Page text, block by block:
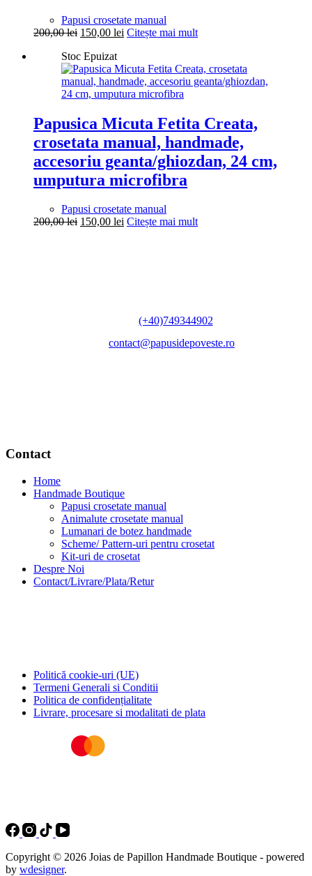
Papusi crosetate manual
200,00lei Prețul
a
fost:
200,00 lei.
150,00 lei Prețul
150,00 lei.
Citește mai mult
Stoc Epuizat
Papusica Micuta Fetita Creata,
crosetata manual, handmade,
accesoriu geanta/ghiozdan, 24 cm,
umputura microfibra
Papusi crosetate manual
200,00lei Prețul
150,00 lei Prețul
Citește mai mult
(+40)749344902
contact@papusidepoveste.ro
Contact
Home
Handmade Boutique
Papusi crosetate manual
Animalute crosetate manual
Lumanari de botez handmade
Scheme/ Pattern-uri pentru crosetat
Kit-uri de crosetat
Despre Noi
Contact/Livrare/Plata/Retur
Politică cookie-uri (UE)
Termeni Generali si Conditii
Politica de confidențialitate
Livrare, procesare si modalitati de plata
Copyright © 2026 Joias de Papillon Handmade Boutique - powered
by wdesigner.